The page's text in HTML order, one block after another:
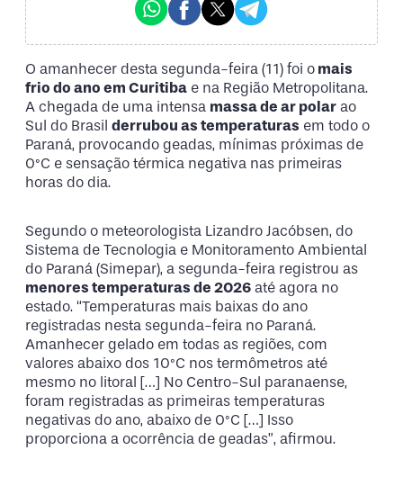
O amanhecer desta segunda-feira (11) foi o mais
frio do ano em Curitiba e na Região Metropolitana.
A chegada de uma intensa massa de ar polar ao
Sul do Brasil derrubou as temperaturas em todo o
Paraná, provocando geadas, mínimas próximas de
0°C e sensação térmica negativa nas primeiras
horas do dia.
Segundo o meteorologista Lizandro Jacóbsen, do
Sistema de Tecnologia e Monitoramento Ambiental
do Paraná (Simepar), a segunda-feira registrou as
menores temperaturas de 2026 até agora no
estado. “Temperaturas mais baixas do ano
registradas nesta segunda-feira no Paraná.
Amanhecer gelado em todas as regiões, com
valores abaixo dos 10°C nos termômetros até
mesmo no litoral […] No Centro-Sul paranaense,
foram registradas as primeiras temperaturas
negativas do ano, abaixo de 0°C […] Isso
proporciona a ocorrência de geadas”, afirmou.